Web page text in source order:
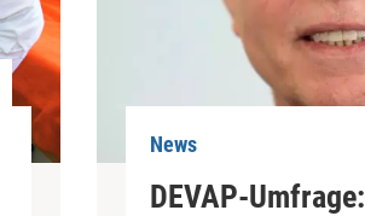
News
DEVAP-Umfrage: